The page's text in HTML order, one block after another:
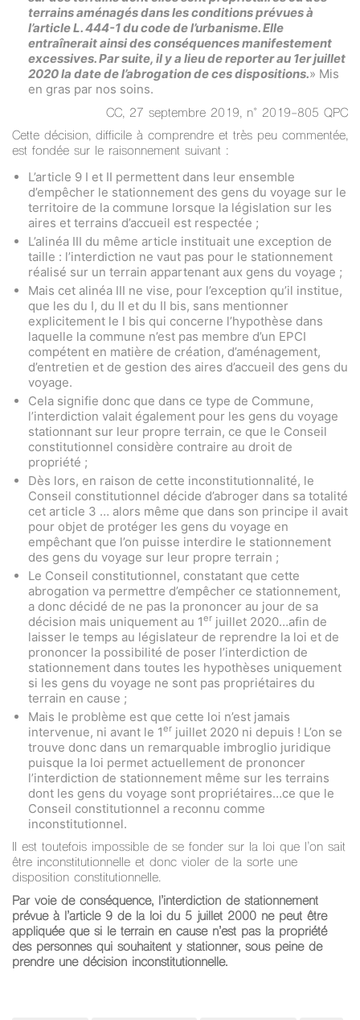
terrains aménagés dans les conditions prévues à
l’article L. 444-1 du code de l’urbanisme. Elle
entraînerait ainsi des conséquences manifestement
excessives. Par suite, il y a lieu de reporter au 1er juillet
2020 la date de l’abrogation de ces dispositions.» Mis
en gras par nos soins.
CC, 27 septembre 2019, n° 2019-805 QPC
Cette décision, difficile à comprendre et très peu commentée,
est fondée sur le raisonnement suivant :
L’article 9 I et II permettent dans leur ensemble
d’empêcher le stationnement des gens du voyage sur le
territoire de la commune lorsque la législation sur les
aires et terrains d’accueil est respectée ;
L’alinéa III du même article instituait une exception de
taille : l’interdiction ne vaut pas pour le stationnement
réalisé sur un terrain appartenant aux gens du voyage ;
Mais cet alinéa III ne vise, pour l’exception qu’il institue,
que les du I, du II et du II bis, sans mentionner
explicitement le I bis qui concerne l’hypothèse dans
laquelle la commune n’est pas membre d’un EPCI
compétent en matière de création, d’aménagement,
d’entretien et de gestion des aires d’accueil des gens du
voyage.
Cela signifie donc que dans ce type de Commune,
l’interdiction valait également pour les gens du voyage
stationnant sur leur propre terrain, ce que le Conseil
constitutionnel considère contraire au droit de
propriété ;
Dès lors, en raison de cette inconstitutionnalité, le
Conseil constitutionnel décide d’abroger dans sa totalité
cet article 3 … alors même que dans son principe il avait
pour objet de protéger les gens du voyage en
empêchant que l’on puisse interdire le stationnement
des gens du voyage sur leur propre terrain ;
Le Conseil constitutionnel, constatant que cette
abrogation va permettre d’empêcher ce stationnement,
a donc décidé de ne pas la prononcer au jour de sa
décision mais uniquement au 1er juillet 2020…afin de
laisser le temps au législateur de reprendre la loi et de
prononcer la possibilité de poser l’interdiction de
stationnement dans toutes les hypothèses uniquement
si les gens du voyage ne sont pas propriétaires du
terrain en cause ;
Mais le problème est que cette loi n’est jamais
intervenue, ni avant le 1er juillet 2020 ni depuis ! L’on se
trouve donc dans un remarquable imbroglio juridique
puisque la loi permet actuellement de prononcer
l’interdiction de stationnement même sur les terrains
dont les gens du voyage sont propriétaires…ce que le
Conseil constitutionnel a reconnu comme
inconstitutionnel.
Il est toutefois impossible de se fonder sur la loi que l’on sait
être inconstitutionnelle et donc violer de la sorte une
disposition constitutionnelle.
Par voie de conséquence, l’interdiction de stationnement
prévue à l’article 9 de la loi du 5 juillet 2000 ne peut être
appliquée que si le terrain en cause n’est pas la propriété
des personnes qui souhaitent y stationner, sous peine de
prendre une décision inconstitutionnelle.